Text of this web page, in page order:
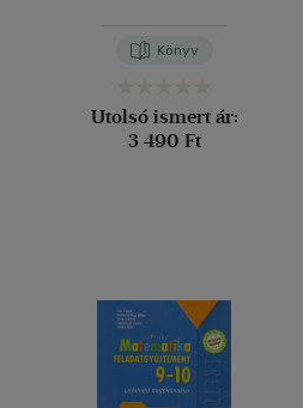
Könyv
Utolsó ismert ár:
3 490 Ft